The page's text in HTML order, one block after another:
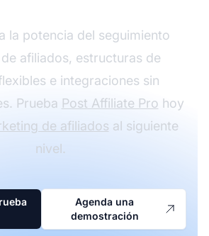
la potencia del seguimiento
afiliados, estructuras de
e integraciones sin
Prueba Post Affiliate Pro hoy
de afiliados al siguiente
nivel.
Agenda una
demostración